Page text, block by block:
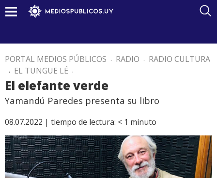
PORTAL MEDIOS PÚBLICOS . RADIO . RADIO CULTURA
. EL TUNGUE LÉ .
El elefante verde
Yamandú Paredes presenta su libro
08.07.2022 | tiempo de lectura: < 1 minuto